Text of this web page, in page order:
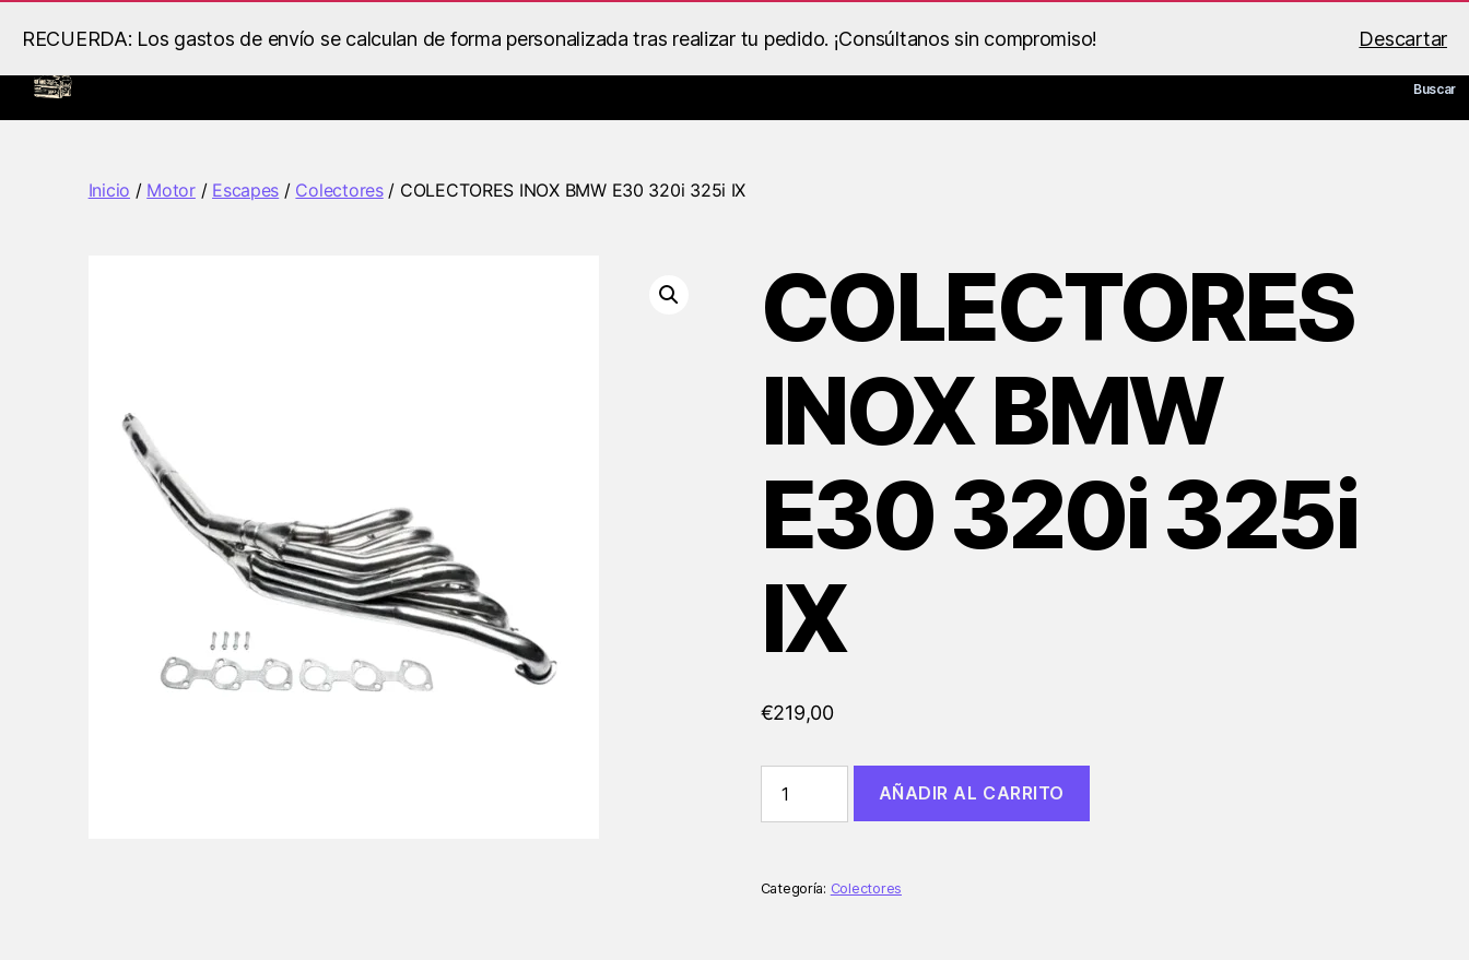
RECUERDA: Los gastos de envío se calculan de forma personalizada tras realizar tu pedido. ¡Consúltanos sin compromiso! Descartar
Buscar
Inicio / Motor/ Escapes / Colectores/ COLECTORES INOX BMW E30 320i 325i IX
COLECTORES
INOX BMW
E30 320i 325i
IX
€219,00
INOX
BMW
325i
AÑADIR AL CARRITO
Categoría: Colectores